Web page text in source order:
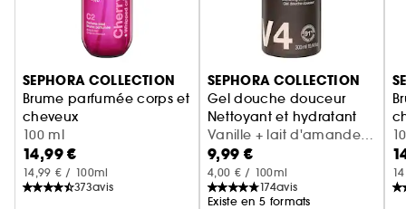
Ignorer le carrousel produits
SEPHORA COLLECTION
Brume parfumée corps et
cheveux
Cerise + crème fouettée
100 ml
14,99 €
14,99 € / 100ml
373avis
SEPHORA COLLECTION
Gel douche douceur
Nettoyant et hydratant
Vanille + lait d'amande
(300 ml)
9,99 €
4,00 € / 100ml
174avis
Existe en 5 formats